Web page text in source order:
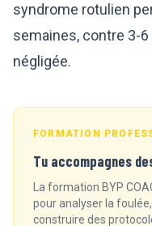
syndrome rotulien
semaines, contre 3-
négligée.
FORMATION
Tu accompagnes
La formation BYP
pour analyser la
construire des